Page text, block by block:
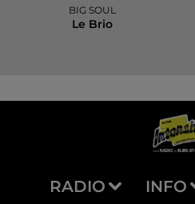
BIG SOUL
Le Brio
RADIO INFO